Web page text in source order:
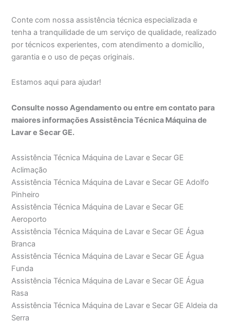
Conte com nossa assistência técnica especializada e
tenha a tranquilidade de um serviço de qualidade, realizado
por técnicos experientes, com atendimento a domicílio,
garantia e o uso de peças originais.
Estamos aqui para ajudar!
Consulte nosso Agendamento ou entre em contato para
maiores informações Assistência Técnica Máquina de
Lavar e Secar GE.
Assistência Técnica Máquina de Lavar e Secar GE
Aclimação
Assistência Técnica Máquina de Lavar e Secar GE Adolfo
Pinheiro
Assistência Técnica Máquina de Lavar e Secar GE
Aeroporto
Assistência Técnica Máquina de Lavar e Secar GE Água
Branca
Assistência Técnica Máquina de Lavar e Secar GE Água
Funda
Assistência Técnica Máquina de Lavar e Secar GE Água
Rasa
Assistência Técnica Máquina de Lavar e Secar GE Aldeia da
Serra